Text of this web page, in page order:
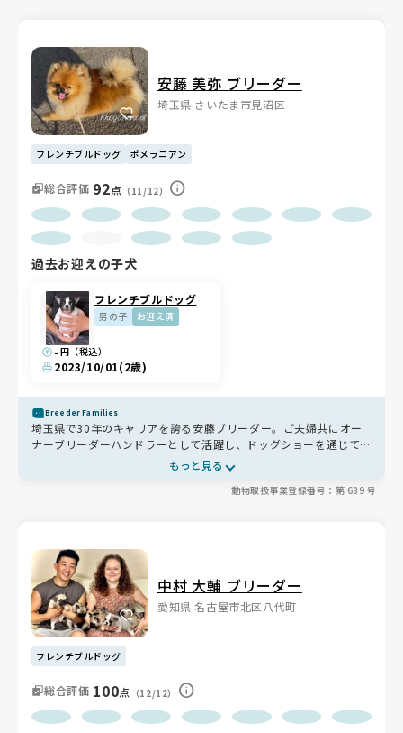
安藤 美弥 ブリーダー
埼玉県 さいたま市見沼区
フレンチブルドッグ ポメラニアン
総合評価 92点 （11/12）
過去お迎えの子犬
フレンチブルドッグ
男の子 お迎え済
-円（税込）
2023/10/01(2歳)
Breeder Families
埼玉県で30年のキャリアを誇る安藤ブリーダー。ご夫婦共にオー
ナーブリーダーハンドラーとして活躍し、ドッグショーを通じて犬
種の理想であるスタンダードを追求し続けています✨肉を添える食
事管理や、リビングでの育児を通じた社会化にもこだわり、心身と
もに健やかな子を育てています🐶お迎え後の生涯サポートも充実し
もっと見る
動物取扱事業登録番号：第 689 号
中村 大輔 ブリーダー
愛知県 名古屋市北区八代町
フレンチブルドッグ
総合評価 100点 （12/12）